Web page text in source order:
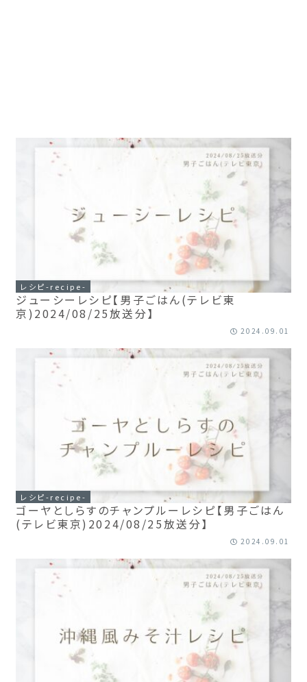
レシピ-recipe-
ジューシーレシピ【男子ごはん(テレビ東
京)2024/08/25放送分】
2024.09.01
レシピ-recipe-
ゴーヤとしらすのチャンプルーレシピ【男子ごはん
(テレビ東京)2024/08/25放送分】
2024.09.01